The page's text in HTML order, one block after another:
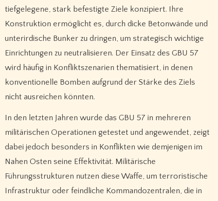
tiefgelegene, stark befestigte Ziele konzipiert. Ihre
Konstruktion ermöglicht es, durch dicke Betonwände und
unterirdische Bunker zu dringen, um strategisch wichtige
Einrichtungen zu neutralisieren. Der Einsatz des GBU 57
wird häufig in Konfliktszenarien thematisiert, in denen
konventionelle Bomben aufgrund der Stärke des Ziels
nicht ausreichen könnten.
In den letzten Jahren wurde das GBU 57 in mehreren
militärischen Operationen getestet und angewendet, zeigt
dabei jedoch besonders in Konflikten wie demjenigen im
Nahen Osten seine Effektivität. Militärische
Führungsstrukturen nutzen diese Waffe, um terroristische
Infrastruktur oder feindliche Kommandozentralen, die in